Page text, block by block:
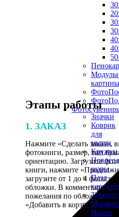
картины
Значки
Коврик
для
мыши
Кружки
шары
Пазл
Тарелки
Пазлы
Этапы работы
1. ЗАКАЗ
Нажмите «Сделать заказ»,
фотокниги, размер, тип
ориентацию. Загрузите
книги, нажмите
загрузите от 1 до 4
обложки. В комментарии
пожелания по обложке,
«Добавить в корзину».